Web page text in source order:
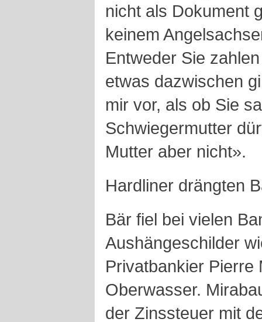
nicht als Dokument
keinem
Entweder Sie
etwas dazwischen
mir vor, als ob Sie
Schwiegermutter
Mutter aber nicht».
Hardliner drängten
Bär fiel bei vielen
Aushängeschilder
Privatbankier Pierre
Oberwasser.
der Zinssteuer mit